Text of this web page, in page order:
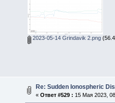
2023-05-14 Grindavik 2.png
Re: Sudden Ionospheric
« Ответ #529 : 15 Мая 2023,